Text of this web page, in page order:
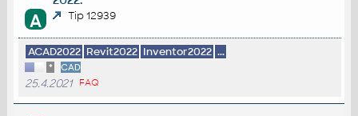
A Tip 12939
ACAD2022 Revit2022 Inventor2022 ...
* CAD
25.4.2021 FAQ